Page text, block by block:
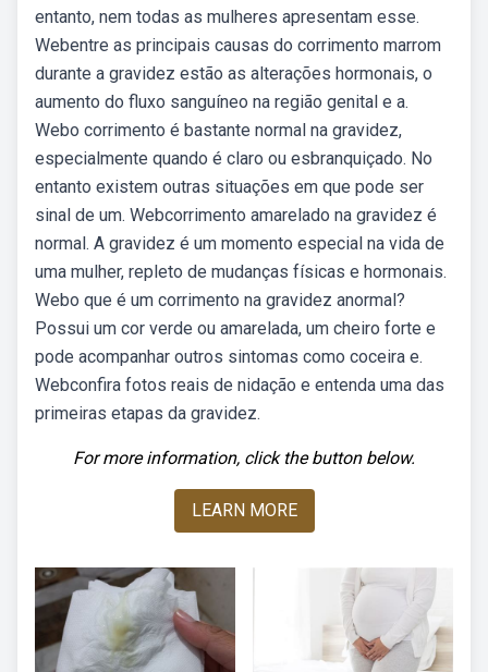
entanto, nem todas as mulheres apresentam esse.
Webentre as principais causas do corrimento marrom
durante a gravidez estão as alterações hormonais, o
aumento do fluxo sanguíneo na região genital e a.
Webo corrimento é bastante normal na gravidez,
especialmente quando é claro ou esbranquiçado. No
entanto existem outras situações em que pode ser
sinal de um. Webcorrimento amarelado na gravidez é
normal. A gravidez é um momento especial na vida de
uma mulher, repleto de mudanças físicas e hormonais.
Webo que é um corrimento na gravidez anormal?
Possui um cor verde ou amarelada, um cheiro forte e
pode acompanhar outros sintomas como coceira e.
Webconfira fotos reais de nidação e entenda uma das
primeiras etapas da gravidez.
For more information, click the button below.
LEARN MORE